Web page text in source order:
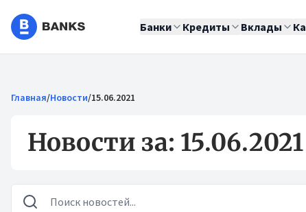
Банки Кредиты Вклады
Главная/Новости/15.06.2021
Новости за: 15.06.2021